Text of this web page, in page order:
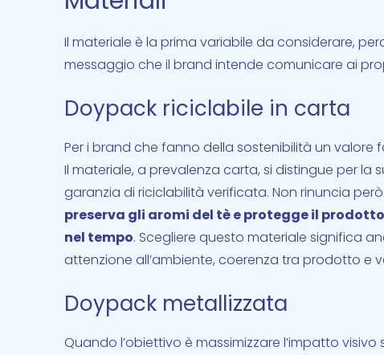
Il materiale è la prima variabile da considerare,
messaggio che il brand intende comunicare ai
Doypack riciclabile in carta
Per i brand che fanno della sostenibilità un
Il materiale, a prevalenza carta, si distingue per
garanzia di riciclabilità verificata. Non rinuncia
preserva gli aromi del tè e protegge il
nel tempo. Scegliere questo materiale significa
attenzione all’ambiente, coerenza tra prodotto e
Doypack metallizzata
Quando l’obiettivo è massimizzare l’impatto